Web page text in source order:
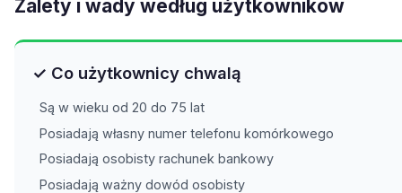
Zalety i wady według użytkowników
✓ Co użytkownicy chwalą
Są w wieku od 20 do 75 lat
Posiadają własny numer telefonu komórkowego
Posiadają osobisty rachunek bankowy
Posiadają ważny dowód osobisty